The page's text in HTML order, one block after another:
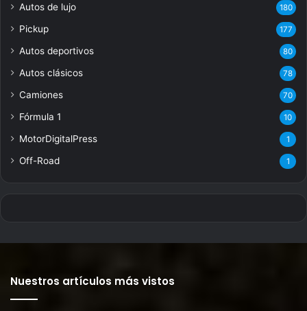
Autos de lujo 180
Pickup 177
Autos deportivos 80
Autos clásicos 78
Camiones 70
Fórmula 1 10
MotorDigitalPress 1
Off-Road 1
Nuestros artículos más vistos